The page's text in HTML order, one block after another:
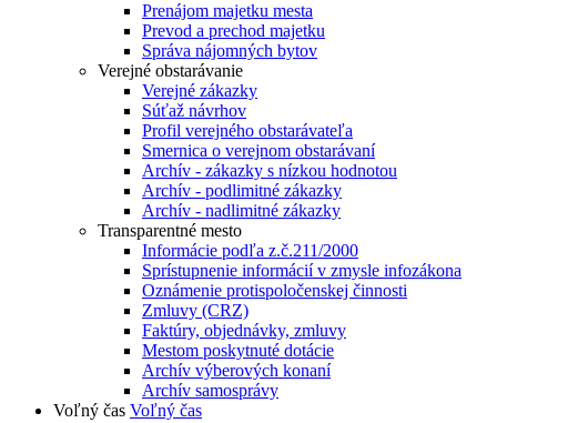
Prenájom majetku mesta
Prevod a prechod majetku
Správa nájomných bytov
Verejné obstarávanie
Verejné zákazky
Súťaž návrhov
Profil verejného obstarávateľa
Smernica o verejnom obstarávaní
Archív - zákazky s nízkou hodnotou
Archív - podlimitné zákazky
Archív - nadlimitné zákazky
Transparentné mesto
Informácie podľa z.č.211/2000
Sprístupnenie informácií v zmysle infozákona
Oznámenie protispoločenskej činnosti
Zmluvy (CRZ)
Faktúry, objednávky, zmluvy
Mestom poskytnuté dotácie
Archív výberových konaní
Archív samosprávy
Voľný čas Voľný čas